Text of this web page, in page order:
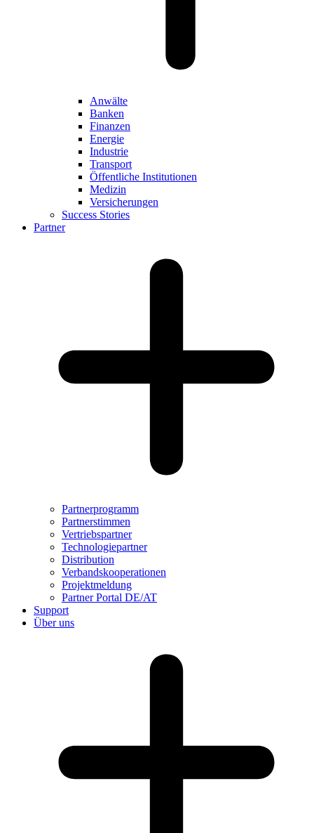
Anwälte
Banken
Finanzen
Energie
Industrie
Transport
Öffentliche Institutionen
Medizin
Versicherungen
Success Stories
Partner
Partnerprogramm
Partnerstimmen
Vertriebspartner
Technologiepartner
Distribution
Verbandskooperationen
Projektmeldung
Partner Portal DE/AT
Support
Über uns